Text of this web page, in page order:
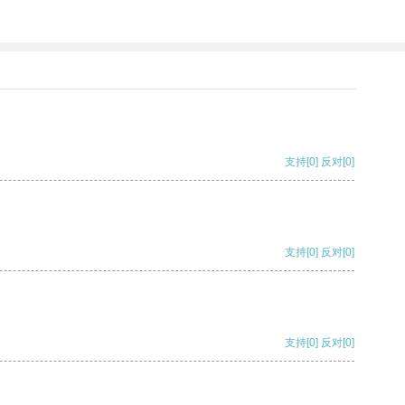
支持[0] 反对[0]
支持[0] 反对[0]
支持[0] 反对[0]